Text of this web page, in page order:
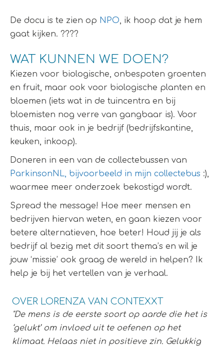
De docu is te zien op NPO, ik hoop dat je hem
gaat kijken. ????
WAT KUNNEN WE DOEN?
Kiezen voor biologische, onbespoten groenten
en fruit, maar ook voor biologische planten en
bloemen (iets wat in de tuincentra en bij
bloemisten nog verre van gangbaar is). Voor
thuis, maar ook in je bedrijf (bedrijfskantine,
keuken, inkoop).
Doneren in een van de collectebussen van
ParkinsonNL, bijvoorbeeld in mijn collectebus :),
waarmee meer onderzoek bekostigd wordt.
Spread the message! Hoe meer mensen en
bedrijven hiervan weten, en gaan kiezen voor
betere alternatieven, hoe beter! Houd jij je als
bedrijf al bezig met dit soort thema’s en wil je
jouw ‘missie’ ook graag de wereld in helpen? Ik
help je bij het vertellen van je verhaal.
OVER LORENZA VAN CONTEXXT
"De mens is de eerste soort op aarde die het is
‘gelukt’ om invloed uit te oefenen op het
klimaat. Helaas niet in positieve zin. Gelukkig